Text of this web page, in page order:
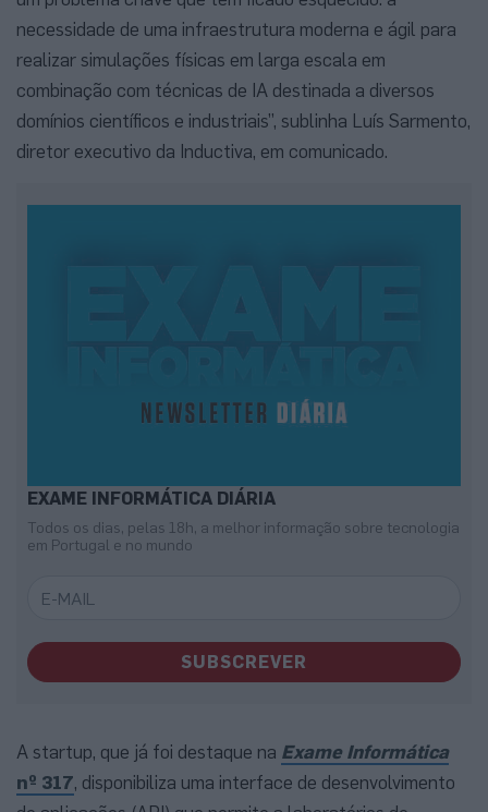
necessidade de uma infraestrutura moderna e ágil para
realizar simulações físicas em larga escala em
combinação com técnicas de IA destinada a diversos
domínios científicos e industriais”, sublinha Luís Sarmento,
diretor executivo da Inductiva, em comunicado.
EXAME INFORMÁTICA DIÁRIA
Todos os dias, pelas 18h, a melhor informação sobre tecnologia
em Portugal e no mundo
SUBSCREVER
A startup, que já foi destaque na Exame Informática
nº 317, disponibiliza uma interface de desenvolvimento